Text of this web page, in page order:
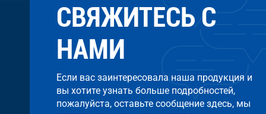
СВЯЖИТЕСЬ С
НАМИ
Если вас заинтересовала наша продукция и
вы хотите узнать больше подробностей,
пожалуйста, оставьте сообщение здесь, мы